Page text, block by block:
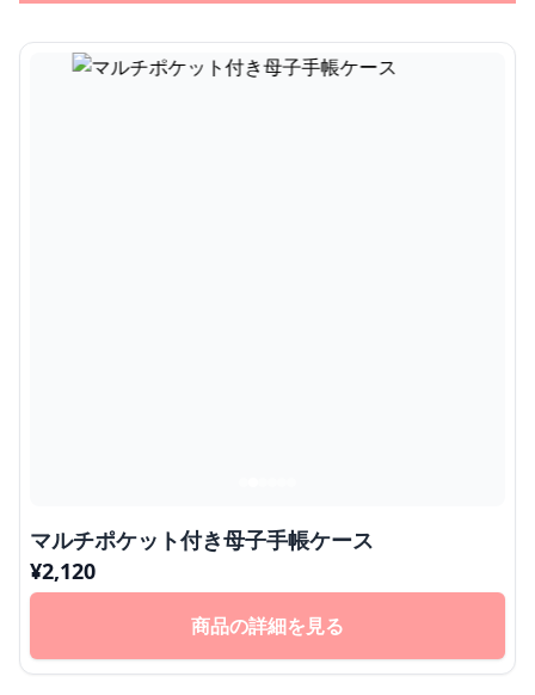
マルチポケット付き母子手帳ケース
¥2,120
商品の詳細を見る